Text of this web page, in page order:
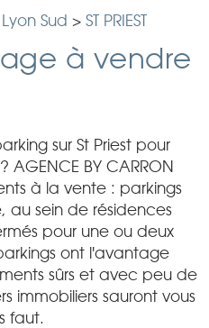
Sud > ST PRIEST
à vendre
sur St Priest pour
BY CARRON
à la vente : parkings
au sein de résidences
pour une ou deux
ont l'avantage
sûrs et avec peu de
immobiliers sauront vous
faut.